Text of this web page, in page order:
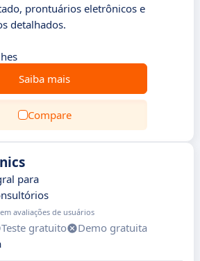
prontuários eletrônicos e
detalhados.
Saiba mais
Compare
para
avaliações de usuários
Teste gratuito
Demo gratuita